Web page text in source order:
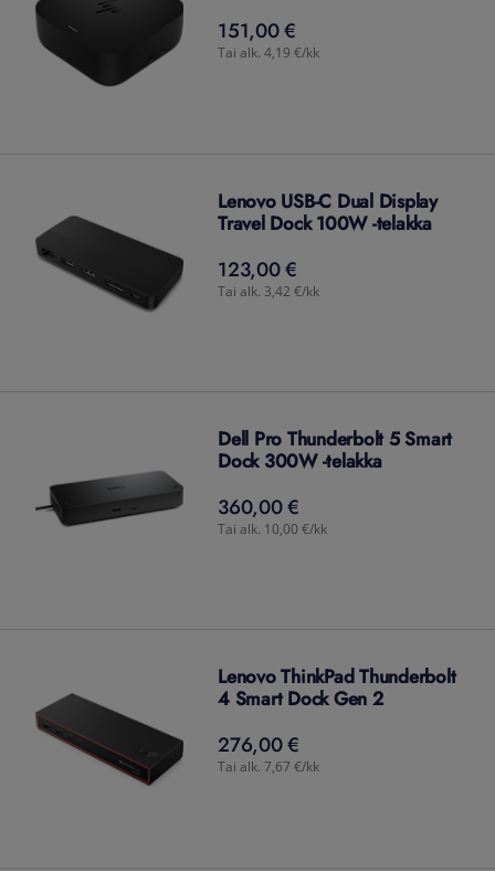
151,00 €
151,00€
Tai alk. 4,19 €/kk
Lenovo USB-C Dual Display
Travel Dock 100W -telakka
123,00 €
123,00€
Tai alk. 3,42 €/kk
Dell Pro Thunderbolt 5 Smart
Dock 300W -telakka
360,00 €
360,00€
Tai alk. 10,00 €/kk
Lenovo ThinkPad Thunderbolt
4 Smart Dock Gen 2
276,00 €
276,00€
Tai alk. 7,67 €/kk